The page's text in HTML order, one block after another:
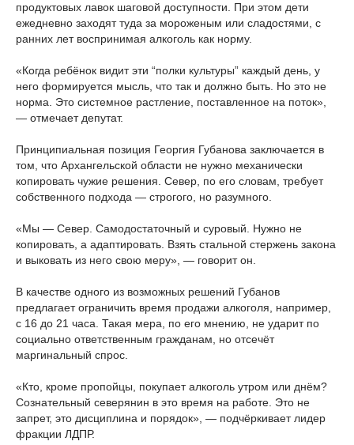
продуктовых лавок шаговой доступности. При этом дети
ежедневно заходят туда за мороженым или сладостями, с
ранних лет воспринимая алкоголь как норму.
«Когда ребёнок видит эти “полки культуры” каждый день, у
него формируется мысль, что так и должно быть. Но это не
норма. Это системное растление, поставленное на поток»,
— отмечает депутат.
Принципиальная позиция Георгия Губанова заключается в
том, что Архангельской области не нужно механически
копировать чужие решения. Север, по его словам, требует
собственного подхода — строгого, но разумного.
«Мы — Север. Самодостаточный и суровый. Нужно не
копировать, а адаптировать. Взять стальной стержень закона
и выковать из него свою меру», — говорит он.
В качестве одного из возможных решений Губанов
предлагает ограничить время продажи алкоголя, например,
с 16 до 21 часа. Такая мера, по его мнению, не ударит по
социально ответственным гражданам, но отсечёт
маргинальный спрос.
«Кто, кроме пропойцы, покупает алкоголь утром или днём?
Сознательный северянин в это время на работе. Это не
запрет, это дисциплина и порядок», — подчёркивает лидер
фракции ЛДПР.